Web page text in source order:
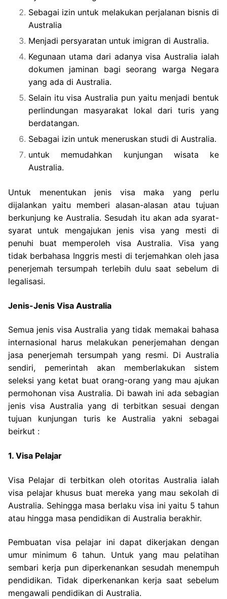
Sebagai izin untuk melakukan perjalanan bisnis di
Australia
Menjadi persyaratan untuk imigran di Australia.
Kegunaan utama dari adanya visa Australia ialah
dokumen jaminan bagi seorang warga Negara
yang ada di Australia.
Selain itu visa Australia pun yaitu menjadi bentuk
perlindungan masyarakat lokal dari turis yang
berdatangan.
Sebagai izin untuk meneruskan studi di Australia.
untuk memudahkan kunjungan wisata ke
Australia.
Untuk menentukan jenis visa maka yang perlu
dijalankan yaitu memberi alasan-alasan atau tujuan
berkunjung ke Australia. Sesudah itu akan ada syarat-
syarat untuk mengajukan jenis visa yang mesti di
penuhi buat memperoleh visa Australia. Visa yang
tidak berbahasa Inggris mesti di terjemahkan oleh jasa
penerjemah tersumpah terlebih dulu saat sebelum di
legalisasi.
Jenis-Jenis Visa Australia
Semua jenis visa Australia yang tidak memakai bahasa
internasional harus melakukan penerjemahan dengan
jasa penerjemah tersumpah yang resmi. Di Australia
sendiri, pemerintah akan memberlakukan sistem
seleksi yang ketat buat orang-orang yang mau ajukan
permohonan visa Australia. Di bawah ini ada sebagian
jenis visa Australia yang di terbitkan sesuai dengan
tujuan kunjungan turis ke Australia yakni sebagai
beirkut :
1. Visa Pelajar
Visa Pelajar di terbitkan oleh otoritas Australia ialah
visa pelajar khusus buat mereka yang mau sekolah di
Australia. Sehingga masa berlaku visa ini yaitu 5 tahun
atau hingga masa pendidikan di Australia berakhir.
Pembuatan visa pelajar ini dapat dikerjakan dengan
umur minimum 6 tahun. Untuk yang mau pelatihan
sembari kerja pun diperkenankan sesudah menempuh
pendidikan. Tidak diperkenankan kerja saat sebelum
mengawali pendidikan di Australia.